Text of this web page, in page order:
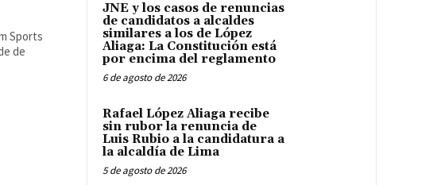
de
JNE y los casos de renuncias
de candidatos a alcaldes
similares a los de López
Aliaga: La Constitución está
por encima del reglamento
6 de agosto de 2026
Rafael López Aliaga recibe
sin rubor la renuncia de
Luis Rubio a la candidatura a
la alcaldía de Lima
5 de agosto de 2026